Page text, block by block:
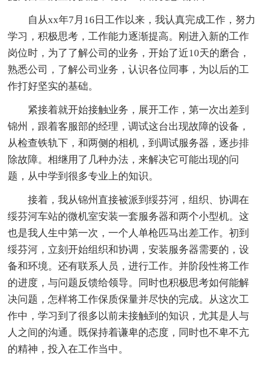
自从xx年7月16日工作以来，我认真完成工作，努力
学习，积极思考，工作能力逐渐提高。刚进入新的工作
岗位时，为了了解公司的业务，开始了近10天的磨合，
熟悉公司，了解公司业务，认识各位同事，为以后的工
作打好坚实的基础。
紧接着就开始接触业务，展开工作，第一次出差到
锦州，跟着客服部的经理，调试这台出现故障的设备，
从检查铁轨下，和两侧的相机，到调试服务器，逐步排
除故障。相继用了几种办法，来解决它可能出现的问
题，从中学到很多专业上的知识。
接着，我从锦州直接被派到绥芬河，组织、协调在
绥芬河车站的微机室安装一套服务器和两个小型机。这
也是我人生中第一次，一个人单枪匹马出差工作。初到
绥芬河，立刻开始组织和协调，安装服务器需要的，设
备和环境。还有联系人员，进行工作。并阶段性将工作
的进度，与问题反馈给领导。同时也积极思考如何能解
决问题，怎样将工作保质保量并尽快的完成。从这次工
作中，学习到了很多以前未接触到的知识，尤其是人与
人之间的沟通。既保持着谦卑的态度，同时也不卑不亢
的精神，投入在工作当中。